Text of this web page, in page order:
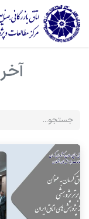
صرف نظر و مشاهده محتوا